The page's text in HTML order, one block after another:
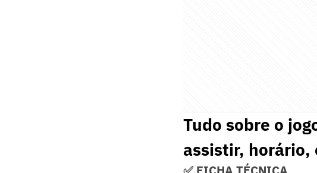
Tudo sobre o
assistir, horário,